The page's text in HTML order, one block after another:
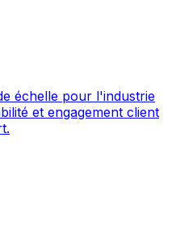
échelle pour l'industrie
et engagement client